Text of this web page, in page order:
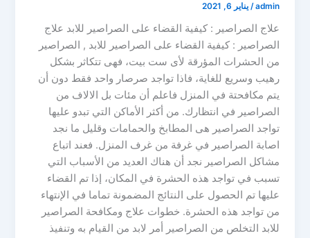
admin
/يناير 6, 2021
علاج الصراصير : كيفية القضاء على الصراصير للابد علاج
الصراصير : كيفية القضاء على الصراصير للابد , الصراصير
من الحشرات المؤرقة لأى ست بيت، فهى تتكاثر بشكل
رهيب وسريع للغاية، فاذا تواجد صرصار واحد فقط دون أن
يتم مكافحتة في المنزل فاعلم أن مئات بل الالاف من
الصراصير في انتظارك. من أكثر الأماكن التي تبدو عليها
تواجد الصراصير هى المطابخ والحمامات وقليل ما نجد
اصابة الصراصير في غرفة من غرف المنزل. فعند اتباع
مشاكل الصراصير نجد أن هناك العديد من الأسباب التي
تسبب في تواجد هذه الحشرة في المكان، إذا تم القضاء
عليها تم الحصول على النتائج المضمونة تماما في الإنتهاء
من تواجد هذه الحشرة. خطوات علاج ومكافحة الصراصير
للابد التخلص من الصراصير أمر لابد من القيام به وتنفيذ